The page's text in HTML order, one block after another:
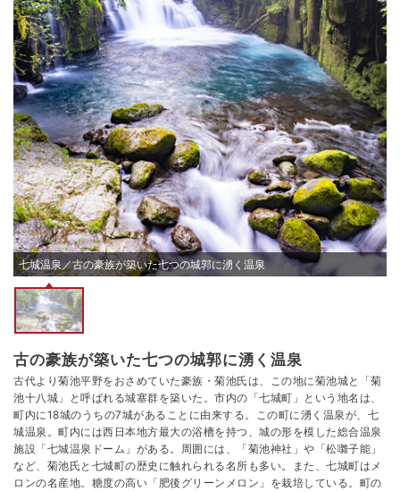
七城温泉／古の豪族が築いた七つの城郭に湧く温泉
古の豪族が築いた七つの城郭に湧く温泉
古代より菊池平野をおさめていた豪族・菊池氏は、この地に菊池城と「菊
池十八城」と呼ばれる城塞群を築いた。市内の「七城町」という地名は、
町内に18城のうちの7城があることに由来する。この町に湧く温泉が、七
城温泉。町内には西日本地方最大の浴槽を持つ、城の形を模した総合温泉
施設「七城温泉ドーム」がある。周囲には、「菊池神社」や「松囃子能」
など、菊池氏と七城町の歴史に触れられる名所も多い。また、七城町はメ
ロンの名産地。糖度の高い「肥後グリーンメロン」を栽培している。町の